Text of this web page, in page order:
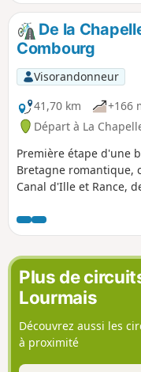
là quelques belles
milieu, coule une
De la
Combourg
Visorandonneur
41,70 km
+166
Départ à La
Première étape d'une
Bretagne romantique,
Canal d'Ille et Rance,
Combourg par les
d'eau. Après Évran,
travers une belle
Plus de
Lourmais
Découvrez aussi les
à proximité